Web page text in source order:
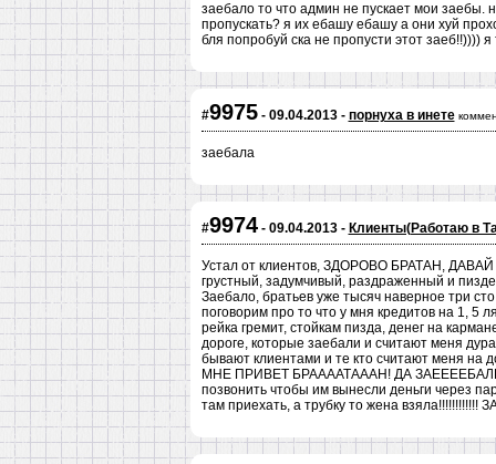
заебало то что админ не пускает мои заебы.
пропускать? я их ебашу ебашу а они хуй
бля попробуй ска не пропусти этот заеб!!))))
#9975- 09.04.2013 - порнуха в инете
заебала
#9974- 09.04.2013 - Клиенты(Работаю в
Устал от клиентов, ЗДОРОВО БРАТАН,
грустный, задумчивый, раздраженный и
Заебало, братьев уже тысяч наверное три
поговорим про то что у мня кредитов на 1, 5
рейка гремит, стойкам пизда, денег на
дороге, которые заебали и считают меня
бывают клиентами и те кто считают меня на
МНЕ ПРИВЕТ БРААААТАААН! ДА
позвонить чтобы им вынесли деньги через
там приехать, а трубку то жена взяла!!!!!!!!!!!!